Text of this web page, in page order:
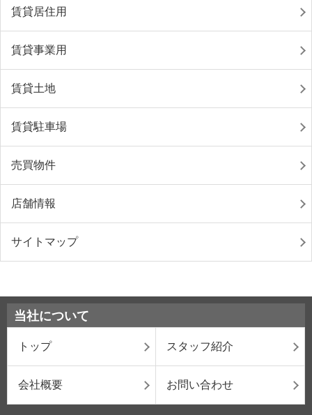
賃貸居住用
賃貸事業用
賃貸土地
賃貸駐車場
売買物件
店舗情報
サイトマップ
当社について
トップ スタッフ紹介
会社概要 お問い合わせ